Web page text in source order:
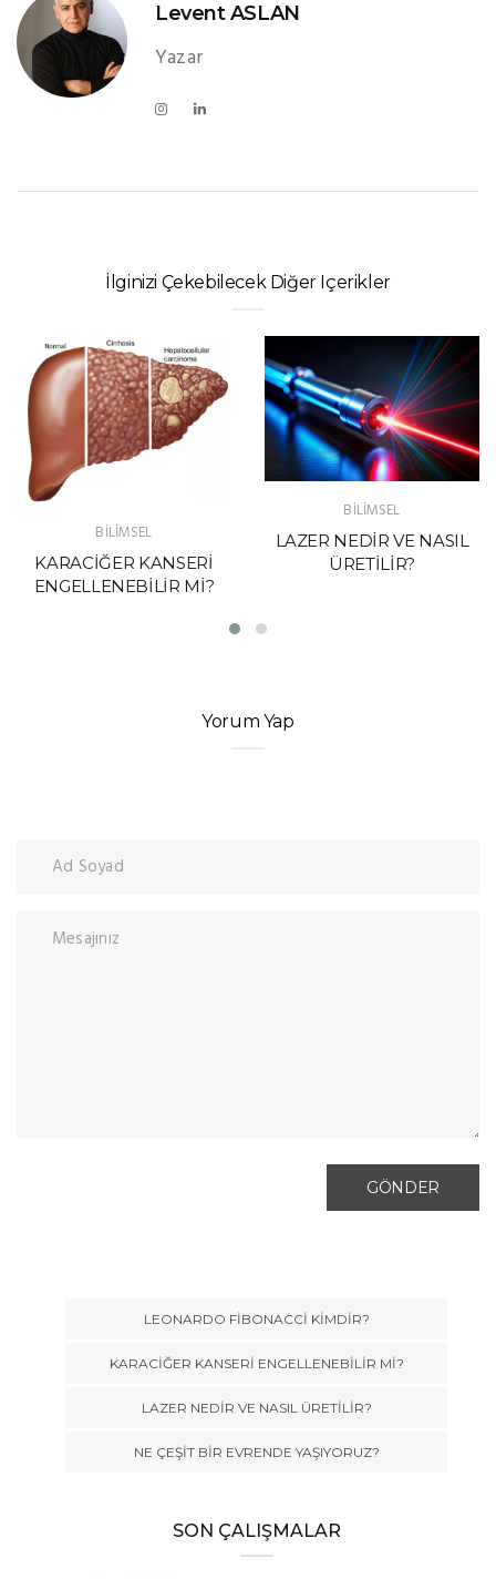
Levent ASLAN
Yazar
İlginizi Çekebilecek Diğer Içerikler
BİLİMSEL
KARACİĞER KANSERİ
ENGELLENEBİLİR Mİ?
BİLİMSEL
LAZER NEDİR VE NASIL
ÜRETİLİR?
Yorum Yap
LEONARDO FİBONACCİ KİMDİR?
KARACİĞER KANSERİ ENGELLENEBİLİR Mİ?
LAZER NEDİR VE NASIL ÜRETİLİR?
NE ÇEŞİT BİR EVRENDE YAŞIYORUZ?
SON ÇALIŞMALAR